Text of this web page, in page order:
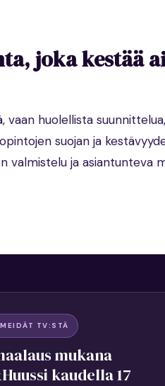
joka kestää
huolellista
suojan ja
valmistelu ja asiantunteva
TV:STÄ
mukana
kaudella 17